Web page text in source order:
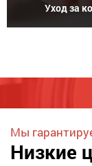
Уход за
Мы
Низкие